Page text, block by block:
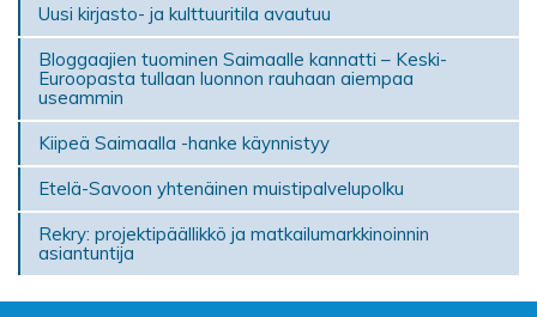
Uusi kirjasto- ja kulttuuritila avautuu
Bloggaajien tuominen Saimaalle kannatti – Keski-
Euroopasta tullaan luonnon rauhaan aiempaa
useammin
Kiipeä Saimaalla -hanke käynnistyy
Etelä-Savoon yhtenäinen muistipalvelupolku
Rekry: projektipäällikkö ja matkailumarkkinoinnin
asiantuntija